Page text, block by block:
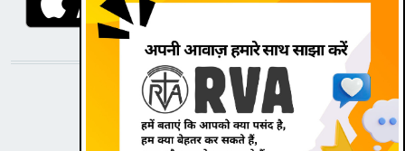
STAY CONNECTED WITH US!